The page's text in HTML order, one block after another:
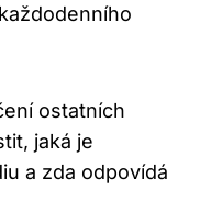
ostatních
jaká je
a zda odpovídá